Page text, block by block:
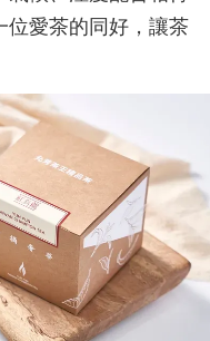
位愛茶的同好，讓茶